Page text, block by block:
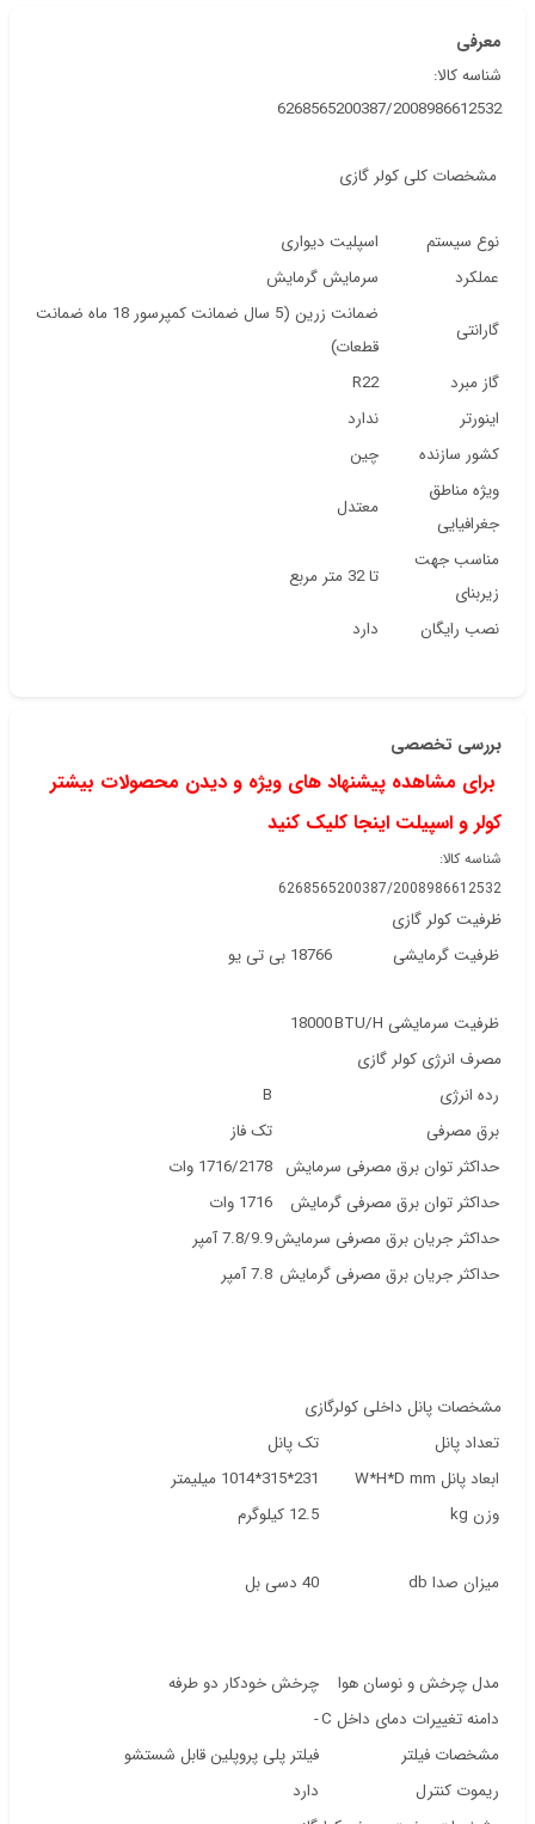
معرفی
شناسه کالا:
6268565200387/2008986612532
مشخصات کلی کولر گازی
نوع سیستم
اسپلیت دیواری
عملکرد
سرمایش گرمایش
گارانتی
ضمانت زرین (5 سال ضمانت کمپرسور 18 ماه ضمانت
قطعات)
گاز مبرد
R22
اینورتر
ندارد
کشور سازنده
چین
ویژه مناطق
جغرافیایی
معتدل
مناسب جهت
زیربنای
تا 32 متر مربع
نصب رایگان دارد
بررسی تخصصی
برای مشاهده پیشنهاد های ویژه و دیدن محصولات بیشتر
کولر و اسپیلت اینجا کلیک کنید
شناسه کالا:
6268565200387/2008986612532
ظرفیت کولر گازی
ظرفیت گرمایشی
18766 بی تی یو
ظرفیت سرمایشی BTU/H
18000
مصرف انرژی کولر گازی
رده انرژی
B
برق مصرفی
تک فاز
حداکثر توان برق مصرفی سرمایش 1716/2178 وات
حداکثر توان برق مصرفی گرمایش
1716 وات
حداکثر جریان برق مصرفی سرمایش7.8/9.9 آمپر
حداکثر جریان برق مصرفی گرمایش 7.8 آمپر
مشخصات پانل داخلی کولرگازی
تعداد پانل
تک پانل
ابعاد پانل W*H*D mm
231*315*1014 میلیمتر
وزن kg
12.5 کیلوگرم
میزان صدا db 40 دسی بل
مدل چرخش و نوسان هوا
چرخش خودکار دو طرفه
دامنه تغییرات دمای داخل C
-
مشخصات فیلتر
فیلتر پلی پروپلین قابل شستشو
ریموت کنترل
دارد